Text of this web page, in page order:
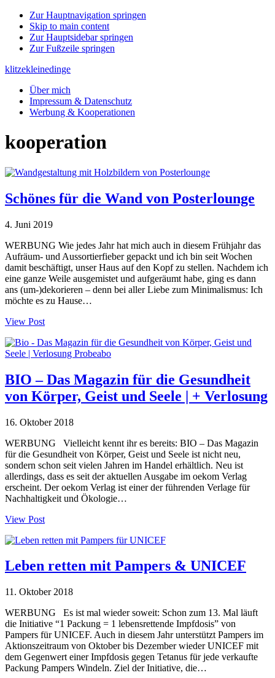
Zur Hauptnavigation springen
Skip to main content
Zur Hauptsidebar springen
Zur Fußzeile springen
klitzekleinedinge
Über mich
Impressum & Datenschutz
Werbung & Kooperationen
kooperation
Schönes für die Wand von Posterlounge
4. Juni 2019
WERBUNG Wie jedes Jahr hat mich auch in diesem Frühjahr das
Aufräum- und Aussortierfieber gepackt und ich bin seit Wochen
damit beschäftigt, unser Haus auf den Kopf zu stellen. Nachdem ich
eine ganze Weile ausgemistet und aufgeräumt habe, ging es dann
ans (um-)dekorieren – denn bei aller Liebe zum Minimalismus: Ich
möchte es zu Hause…
View Post
BIO – Das Magazin für die Gesundheit
von Körper, Geist und Seele | + Verlosung
16. Oktober 2018
WERBUNG Vielleicht kennt ihr es bereits: BIO – Das Magazin
für die Gesundheit von Körper, Geist und Seele ist nicht neu,
sondern schon seit vielen Jahren im Handel erhältlich. Neu ist
allerdings, dass es seit der aktuellen Ausgabe im oekom Verlag
erscheint. Der oekom Verlag ist einer der führenden Verlage für
Nachhaltigkeit und Ökologie…
View Post
Leben retten mit Pampers & UNICEF
11. Oktober 2018
WERBUNG Es ist mal wieder soweit: Schon zum 13. Mal läuft
die Initiative “1 Packung = 1 lebensrettende Impfdosis” von
Pampers für UNICEF. Auch in diesem Jahr unterstützt Pampers im
Aktionszeitraum von Oktober bis Dezember wieder UNICEF mit
dem Gegenwert einer Impfdosis gegen Tetanus für jede verkaufte
Packung Pampers Windeln. Ziel der Initiative, die…